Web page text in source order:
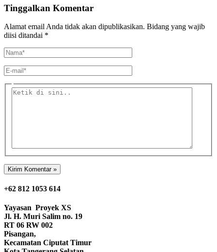
Tinggalkan Komentar
Alamat email Anda tidak akan dipublikasikan. Bidang yang wajib
diisi ditandai *
Nama*
E-
mail*
Ketik
+62 812 1053 614
Yayasan Proyek XS
Jl. H. Muri Salim no. 19
RT 06 RW 002
Pisangan,
Kecamatan Ciputat Timur